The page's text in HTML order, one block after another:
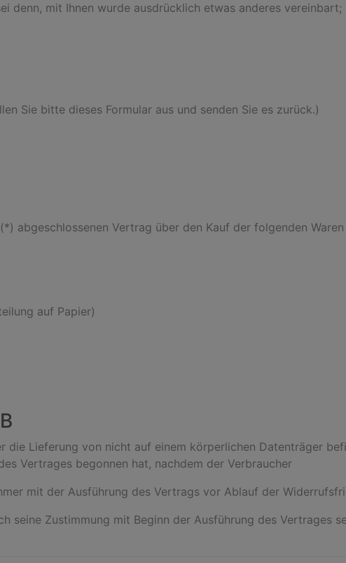
denn, mit Ihnen wurde ausdrücklich etwas anderes vereinbart;
Sie bitte dieses Formular aus und senden Sie es zurück.)
abgeschlossenen Vertrag über den Kauf der folgenden
auf Papier)
die Lieferung von nicht auf einem körperlichen Datenträger
Vertrages begonnen hat, nachdem der Verbraucher
mit der Ausführung des Vertrags vor Ablauf der
seine Zustimmung mit Beginn der Ausführung des Vertrages